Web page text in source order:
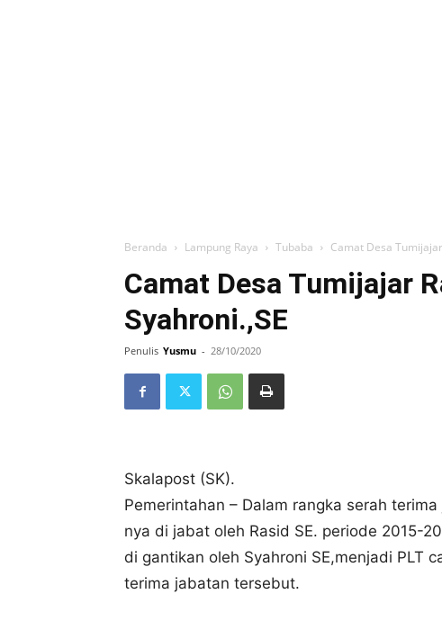
Beranda Lampung Raya Tubaba Camat Desa
Camat Desa Tumijajar
Syahroni.,SE
Penulis Yusmu - 28/10/2020
Skalapost (SK).
Pemerintahan – Dalam rangka serah
nya di jabat oleh Rasid SE. periode 2015-
di gantikan oleh Syahroni SE,menjadi PLT
terima jabatan tersebut.